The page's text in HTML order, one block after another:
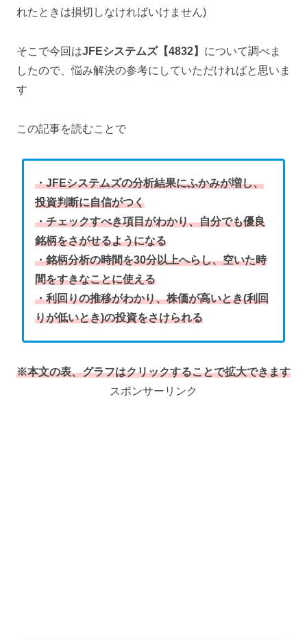
れたときは損切しなければいけません)
そこで今回はJFEシステムズ【4832】 について調べま
したので、悩み解決の参考にしていただければと思いま
す
この記事を読むことで
・JFEシステムズの分析結果にふかみが増し、
投資判断に自信がつく
・チェックすべき項目がわかり、自分でも優良
銘柄をさがせるようになる
・銘柄分析の時間を30分以上へらし、空いた時
間をすきなことに使える
・利回りの推移がわかり、株価が高いとき(利回
りが低いとき)の投資をさけられる
※本文の表、グラフはクリックすることで拡大できます
スポンサーリンク